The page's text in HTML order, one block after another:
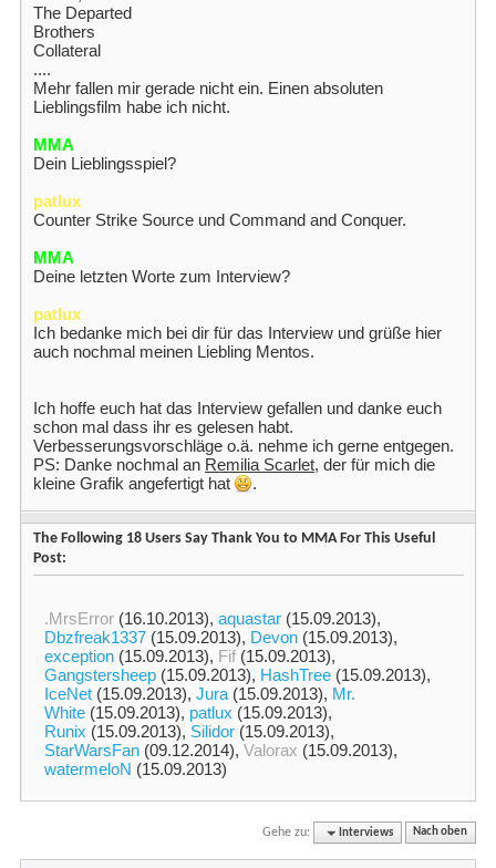
The Departed
Brothers
Collateral
....
Mehr fallen mir gerade nicht ein. Einen absoluten
Lieblingsfilm habe ich nicht.
MMA
Dein Lieblingsspiel?
patlux
Counter Strike Source und Command and Conquer.
MMA
Deine letzten Worte zum Interview?
patlux
Ich bedanke mich bei dir für das Interview und grüße hier
auch nochmal meinen Liebling Mentos.
Ich hoffe euch hat das Interview gefallen und danke euch
schon mal dass ihr es gelesen habt.
Verbesserungsvorschläge o.ä. nehme ich gerne entgegen.
PS: Danke nochmal an Remilia Scarlet, der für mich die
kleine Grafik angefertigt hat
.
The Following 18 Users Say Thank You to MMA For This Useful
Post:
.MrsError (16.10.2013), aquastar (15.09.2013),
Dbzfreak1337 (15.09.2013), Devon (15.09.2013),
exception (15.09.2013), Fif (15.09.2013),
Gangstersheep (15.09.2013), HashTree (15.09.2013),
IceNet (15.09.2013), Jura (15.09.2013), Mr.
White (15.09.2013), patlux (15.09.2013),
Runix (15.09.2013), Silidor (15.09.2013),
StarWarsFan (09.12.2014), Valorax (15.09.2013),
watermeloN (15.09.2013)
Gehe zu: Interviews Nach oben